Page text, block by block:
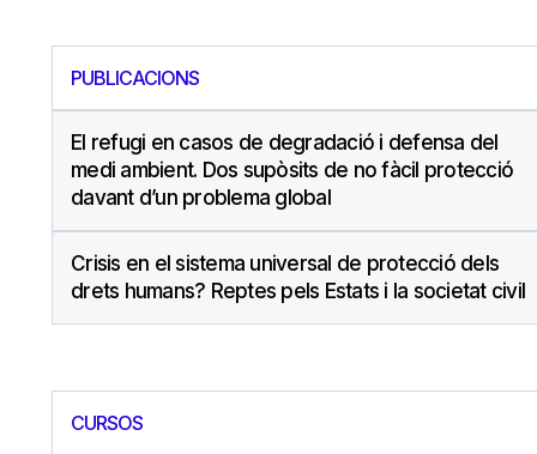
PUBLICACIONS
El refugi en casos de degradació i defensa del
medi ambient. Dos supòsits de no fàcil protecció
davant d’un problema global
Crisis en el sistema universal de protecció dels
drets humans? Reptes pels Estats i la societat civil
CURSOS